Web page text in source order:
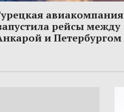
авиакомпания
рейсы между
и Петербургом